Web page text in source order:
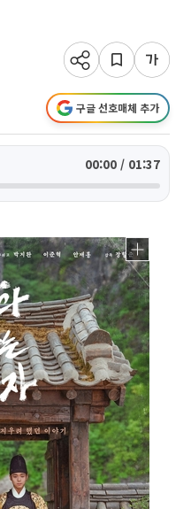
구글 선호매체 추가
00:00 / 01:37